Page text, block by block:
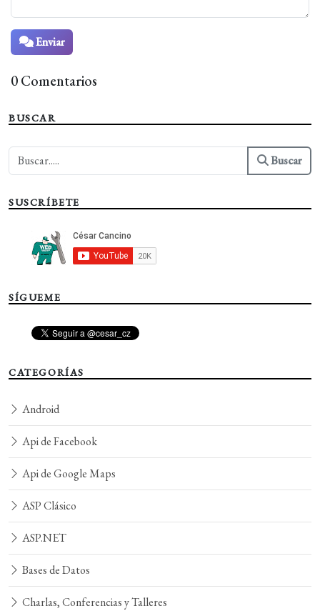
Enviar
0 Comentarios
BUSCAR
Buscar
SUSCRÍBETE
SÍGUEME
CATEGORÍAS
Android
Api de Facebook
Api de Google Maps
ASP Clásico
ASP.NET
Bases de Datos
Charlas, Conferencias y Talleres